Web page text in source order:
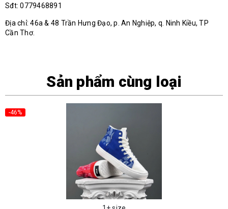
Sđt: 0779468891
Địa chỉ: 46a & 48 Trần Hưng Đạo, p. An Nghiệp, q. Ninh Kiều, TP
Cần Thơ.
Sản phẩm cùng loại
-46%